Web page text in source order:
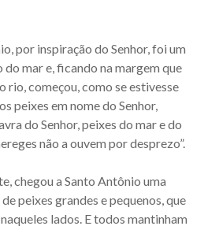
et sociorum eius - Capítulo 28
et sociorum eius - Capítulo 29
et sociorum eius - Capítulo 3
et sociorum eius - Capítulo 30
et sociorum eius - Capítulo 31
et sociorum eius - Capítulo 32
et sociorum eius - Capítulo 34
por inspiração do Senhor, foi um
mar e, ficando na margem que
rio, começou, como se estivesse
peixes em nome do Senhor,
do Senhor, peixes do mar e do
não a ouvem por desprezo”.
chegou a Santo Antônio uma
peixes grandes e pequenos, que
lados. E todos mantinham